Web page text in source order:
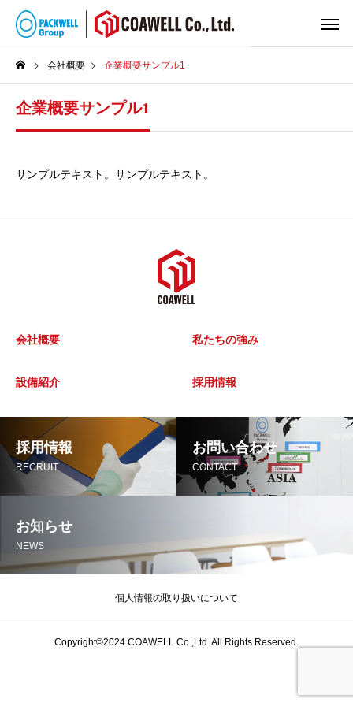
会社概要 企業概要サンプル1
企業概要サンプル1
サンプルテキスト。サンプルテキスト。
会社概要 私たちの強み
設備紹介 採用情報
採用情報
RECRUIT
お問い合わせ
CONTACT
お知らせ
NEWS
個人情報の取り扱いについて
Copyright©2024 COAWELL Co.,Ltd. All Rights Reserved.